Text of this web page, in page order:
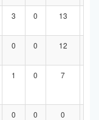
3 0 13
0 0 12
1 0 7
0 0 0